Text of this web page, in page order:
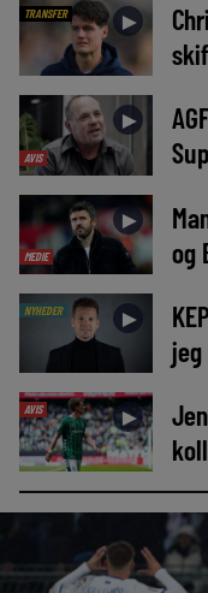
TRANSFER ►
AVIS
►
MEDIE
►
og
NYHEDER ►
jeg
AVIS ►